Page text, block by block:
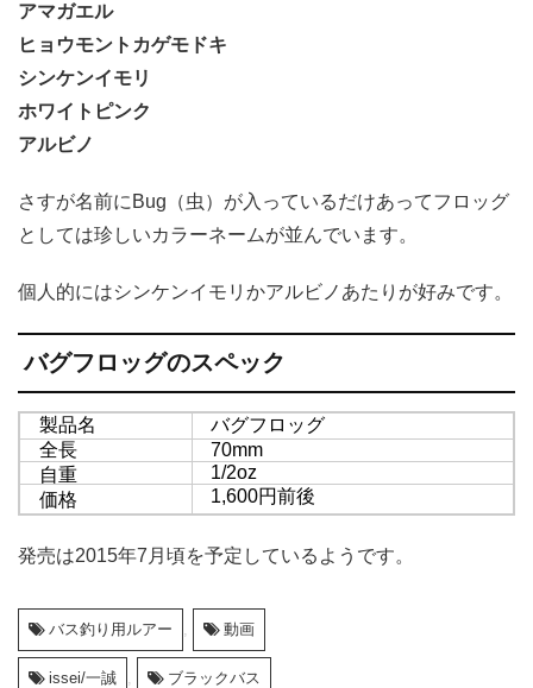
アマガエル
ヒョウモントカゲモドキ
シンケンイモリ
ホワイトピンク
アルビノ
さすが名前にBug（虫）が入っているだけあってフロッグ
としては珍しいカラーネームが並んでいます。
個人的にはシンケンイモリかアルビノあたりが好みです。
バグフロッグのスペック
製品名
バグフロッグ
全長
70mm
自重
1/2oz
価格
1,600円前後
発売は2015年7月頃を予定しているようです。
バス釣り用ルアー , 動画
issei/一誠 , ブラックバス